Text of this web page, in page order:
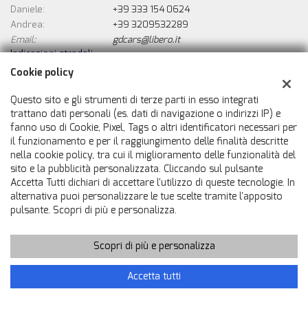
Daniele:
+39 333 154 0624
Andrea:
+39 3209532289
Email:
gdcars@libero.it
Indicazioni stradali
Dati fiscali:
Gd Cars Di Grassadonia Daniele
Strada Settimo, 157, Torino (TO)
C.F/P.IVA:08730730010
Registro delle imprese:
Copyright © 2026 GestionaleAuto.com S.r.l., Tutti i diritti riservati
Leggi l'informativa sulla privacy -Cookie Policy
Cookie policy
Questo sito e gli strumenti di terze parti in esso integrati
trattano dati personali (es. dati di navigazione o indirizzi IP) e
fanno uso di Cookie, Pixel, Tags o altri identificatori necessari per
il funzionamento e per il raggiungimento delle finalità descritte
nella cookie policy, tra cui il miglioramento delle funzionalità del
sito e la pubblicità personalizzata. Cliccando sul pulsante
Accetta Tutti dichiari di accettare l'utilizzo di queste tecnologie. In
alternativa puoi personalizzare le tue scelte tramite l'apposito
pulsante. Scopri di più e personalizza.
Scopri di più e personalizza
Accetta tutti